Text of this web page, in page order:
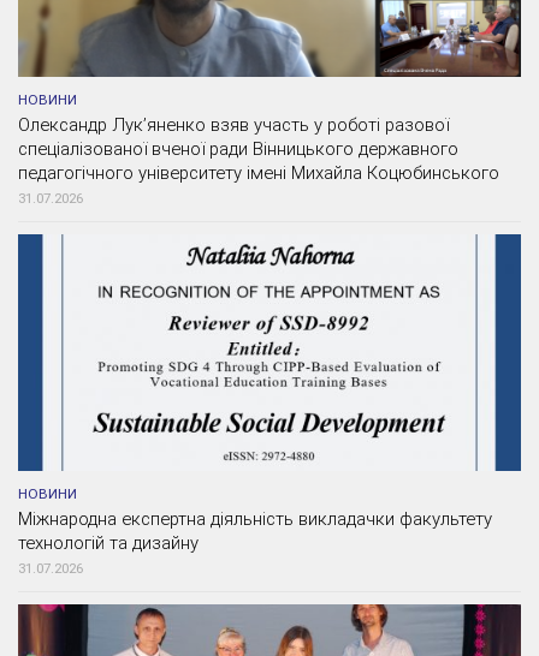
НОВИНИ
Олександр Лук’яненко взяв участь у роботі разової
спеціалізованої вченої ради Вінницького державного
педагогічного університету імені Михайла Коцюбинського
31.07.2026
НОВИНИ
Міжнародна експертна діяльність викладачки факультету
технологій та дизайну
31.07.2026